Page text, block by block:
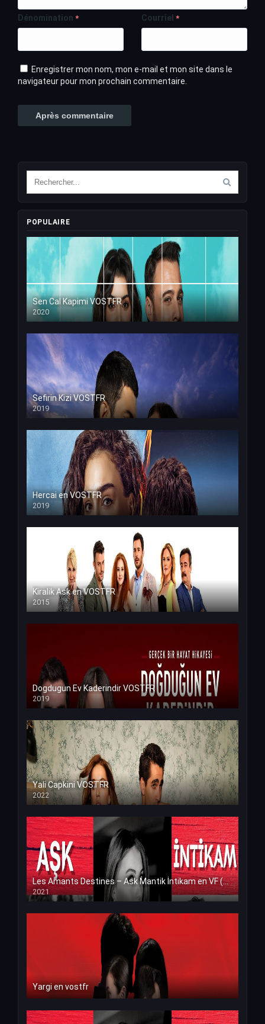
Dénomination * Courriel *
Enregistrer mon nom, mon e-mail et mon site dans le
navigateur pour mon prochain commentaire.
POPULAIRE
Sen Cal Kapimi VOSTFR
2020
Sefirin Kizi VOSTFR
2019
Hercai en VOSTFR
2019
Kiralik Ask en VOSTFR
2015
Dogdugun Ev Kaderindir VOSTFR
2019
Yali Capkini VOSTFR
2022
Les Amants Destines – Ask Mantik İntikam en VF (Voix Francaise)
2021
Yargi en vostfr